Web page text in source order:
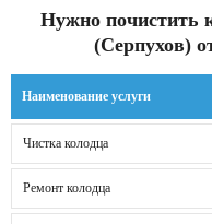
Нужно почистить
(Серпухов)
Наименование услуги
Чистка колодца
Ремонт колодца